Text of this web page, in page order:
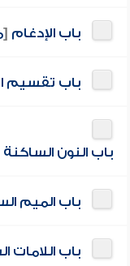
باب الإدغام [
باب تقسيم
باب النون الساكنة
باب الميم
باب اللامات